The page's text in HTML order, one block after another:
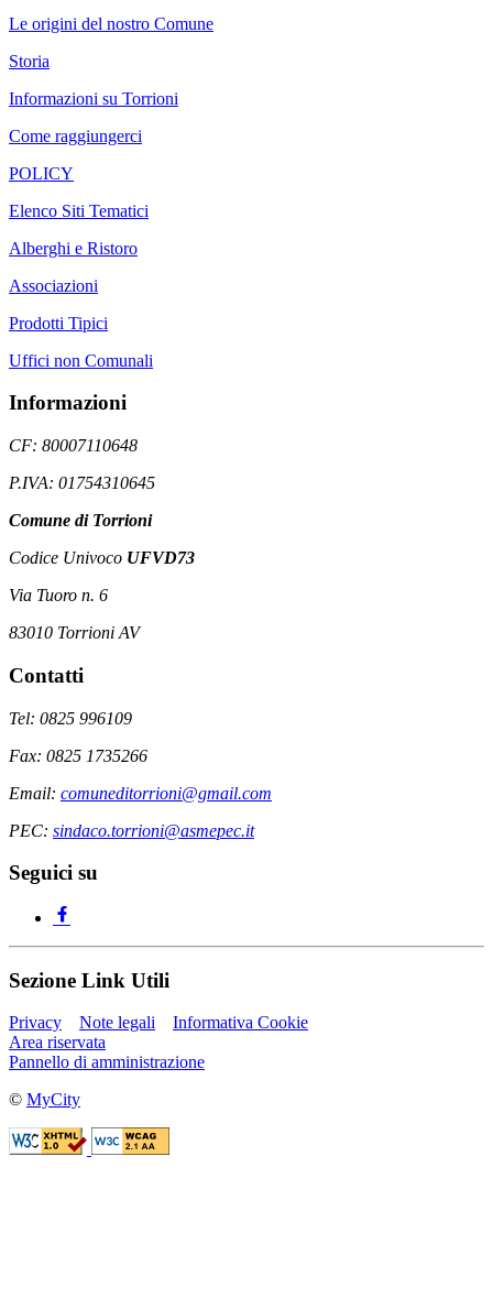
Le origini del nostro Comune
Storia
Informazioni su Torrioni
Come raggiungerci
POLICY
Elenco Siti Tematici
Alberghi e Ristoro
Associazioni
Prodotti Tipici
Uffici non Comunali
Informazioni
CF: 80007110648
P.IVA: 01754310645
Comune di Torrioni
Codice Univoco UFVD73
Via Tuoro n. 6
83010 Torrioni AV
Contatti
Tel: 0825 996109
Fax: 0825 1735266
Email: comuneditorrioni@gmail.com
PEC: sindaco.torrioni@asmepec.it
Seguici su
Sezione Link Utili
Privacy Note legali
Informativa Cookie
Area riservata
Pannello di amministrazione
© MyCity